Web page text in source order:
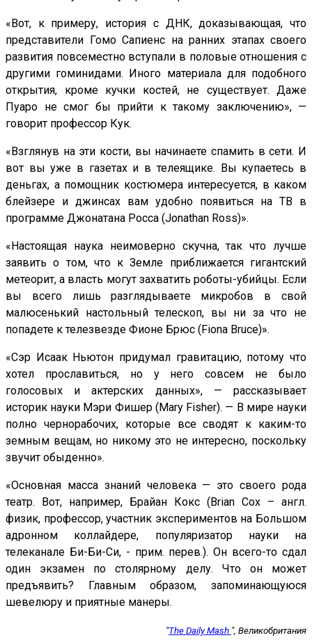
«Вот, к примеру, история с ДНК, доказывающая, что
представители Гомо Сапиенс на ранних этапах своего
развития повсеместно вступали в половые отношения с
другими гоминидами. Иного материала для подобного
открытия, кроме кучки костей, не существует. Даже
Пуаро не смог бы прийти к такому заключению», —
говорит профессор Кук.
«Взглянув на эти кости, вы начинаете спамить в сети. И
вот вы уже в газетах и в телеящике. Вы купаетесь в
деньгах, а помощник костюмера интересуется, в каком
блейзере и джинсах вам удобно появиться на ТВ в
программе Джонатана Росса (Jonathan Ross)».
«Настоящая наука неимоверно скучна, так что лучше
заявить о том, что к Земле приближается гигантский
метеорит, а власть могут захватить роботы-убийцы. Если
вы всего лишь разглядываете микробов в свой
малюсенький настольный телескоп, вы ни за что не
попадете к телезвезде Фионе Брюс (Fiona Bruce)».
«Сэр Исаак Ньютон придумал гравитацию, потому что
хотел прославиться, но у него совсем не было
голосовых и актерских данных», — рассказывает
историк науки Мэри Фишер (Mary Fisher). — В мире науки
полно чернорабочих, которые все сводят к каким-то
земным вещам, но никому это не интересно, поскольку
звучит обыденно».
«Основная масса знаний человека — это своего рода
театр. Вот, например, Брайан Кокс (Brian Cox – англ.
физик, профессор, участник экспериментов на Большом
адронном коллайдере, популяризатор науки на
телеканале Би-Би-Си, - прим. перев.). Он всего-то сдал
один экзамен по столярному делу. Что он может
предъявить? Главным образом, запоминающуюся
шевелюру и приятные манеры.
"The Daily Mash ", Великобритания